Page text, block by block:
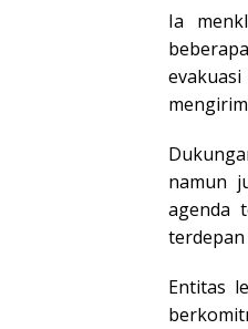
Ia
namun
agenda
terdepan
Entitas